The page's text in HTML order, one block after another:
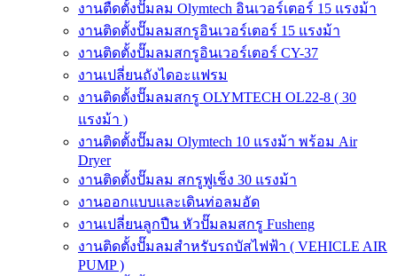
งานตืดตั้งปั๊มลม Olymtech อินเวอร์เตอร์ 15 แรงม้า
งานติดตั้งปั๊มลมสกรูอินเวอร์เตอร์ 15 แรงม้า
งานติดตั้งปั๊มลมสกรูอินเวอร์เตอร์ CY-37
งานเปลี่ยนถังไดอะแฟรม
งานติดตั้งปั๊มลมสกรู OLYMTECH OL22-8 ( 30
แรงม้า )
งานติดตั้งปั๊มลม Olymtech 10 แรงม้า พร้อม Air
Dryer
งานติดตั้งปั๊มลม สกรูฟูเช็ง 30 แรงม้า
งานออกแบบและเดินท่อลมอัด
งานเปลี่ยนลูกปืน หัวปั๊มลมสกรู Fusheng
งานติดตั้งปั๊มลมสำหรับรถบัสไฟฟ้า ( VEHICLE AIR
PUMP )